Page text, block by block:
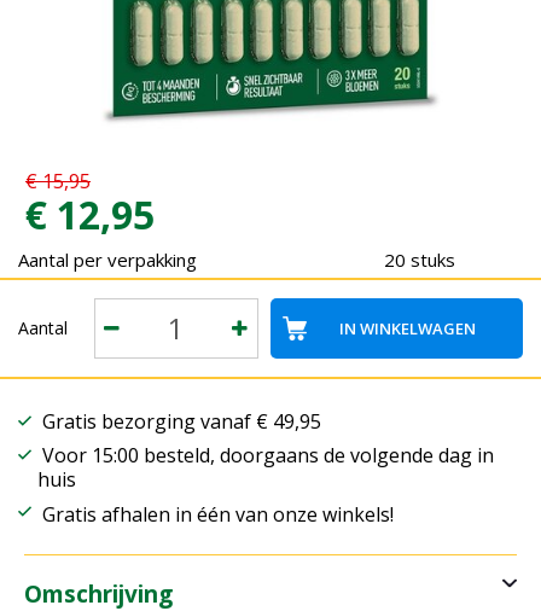
€15,95
€ 12,95
Aantal per verpakking 20 stuks
Aantal
Gratis bezorging vanaf € 49,95
Voor 15:00 besteld, doorgaans de volgende dag in
huis
Gratis afhalen in één van onze winkels!
Omschrijving